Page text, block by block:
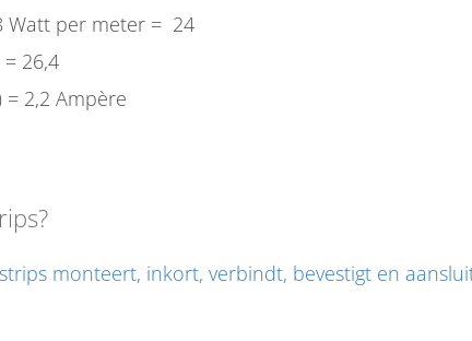
Watt per meter = 24
26,4
= 2,2 Ampère
monteert, inkort, verbindt, bevestigt en